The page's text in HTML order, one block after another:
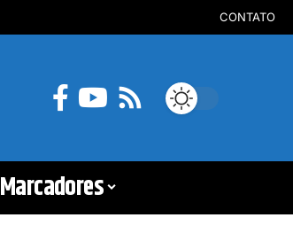
CONTATO
Marcadores